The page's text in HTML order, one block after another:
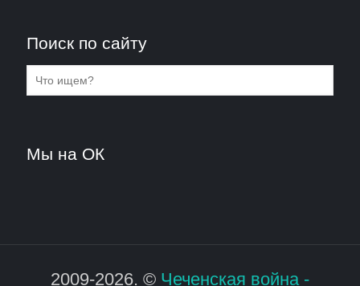
Поиск по сайту
Мы на ОК
2009-2026. © Чеченская война -